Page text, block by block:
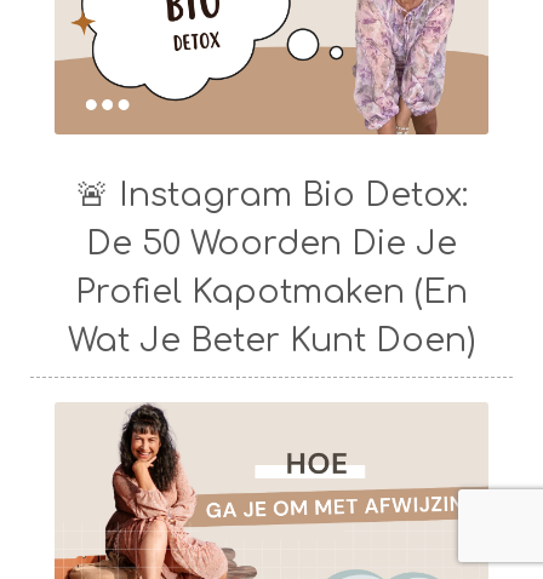
🚨 Instagram Bio Detox:
De 50 Woorden Die Je
Profiel Kapotmaken (En
Wat Je Beter Kunt Doen)